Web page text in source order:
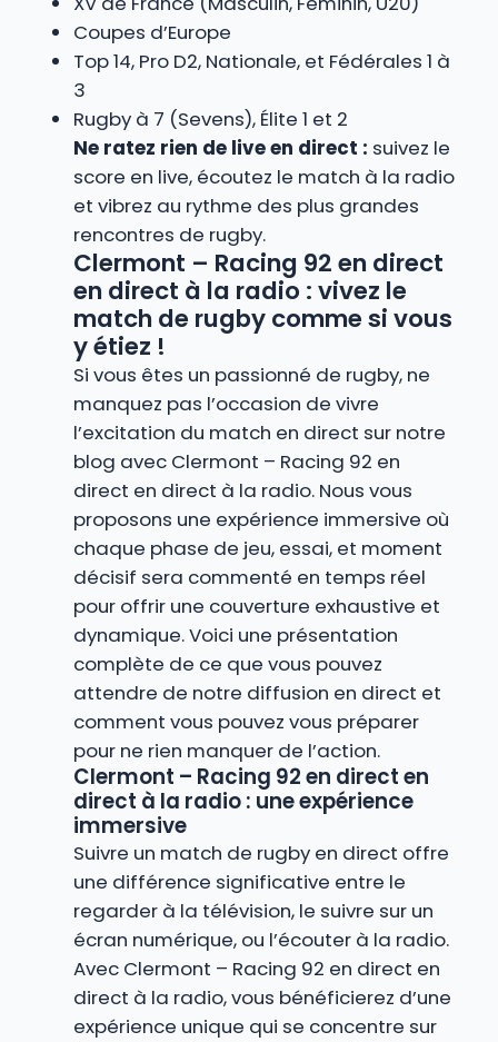
Coupes d’Europe
Top 14, Pro D2, Nationale, et Fédérales 1 à
3
Rugby à 7 (Sevens), Élite 1 et 2
Ne ratez rien de live en direct : suivez le
score en live, écoutez le match à la radio
et vibrez au rythme des plus grandes
rencontres de rugby.
Clermont – Racing 92 en direct
en direct à la radio : vivez le
match de rugby comme si vous
y étiez !
Si vous êtes un passionné de rugby, ne
manquez pas l’occasion de vivre
l’excitation du match en direct sur notre
blog avec Clermont – Racing 92 en
direct en direct à la radio. Nous vous
proposons une expérience immersive où
chaque phase de jeu, essai, et moment
décisif sera commenté en temps réel
pour offrir une couverture exhaustive et
dynamique. Voici une présentation
complète de ce que vous pouvez
attendre de notre diffusion en direct et
comment vous pouvez vous préparer
pour ne rien manquer de l’action.
Clermont – Racing 92 en direct en
direct à la radio : une expérience
immersive
Suivre un match de rugby en direct offre
une différence significative entre le
regarder à la télévision, le suivre sur un
écran numérique, ou l’écouter à la radio.
Avec Clermont – Racing 92 en direct en
direct à la radio, vous bénéficierez d’une
expérience unique qui se concentre sur